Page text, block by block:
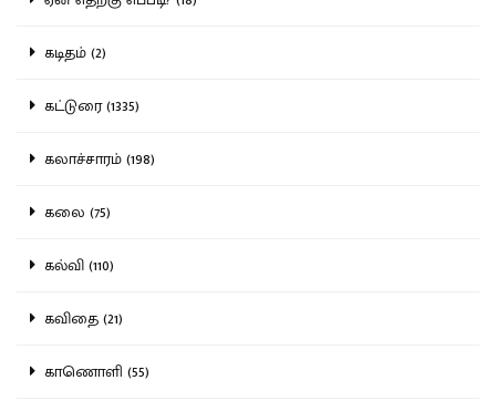
கடிதம் (2)
கட்டுரை (1335)
கலாச்சாரம் (198)
கலை (75)
கல்வி (110)
கவிதை (21)
காணொளி (55)